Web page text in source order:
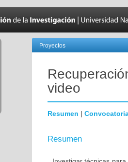
Proyectos
video
Resumen |
Resumen